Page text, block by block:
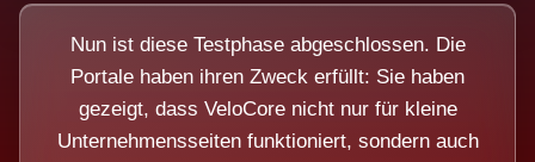
Nun ist diese Testphase abgeschlossen. Die
Portale haben ihren Zweck erfüllt: Sie haben
gezeigt, dass VeloCore nicht nur für kleine
Unternehmensseiten funktioniert, sondern auch